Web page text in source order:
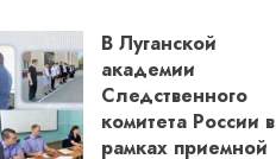
В Луганской
академии
Следственного
комитета России в
рамках приемной